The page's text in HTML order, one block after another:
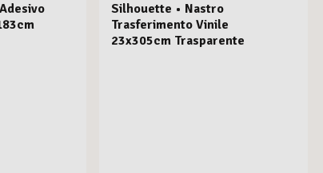
Silhouette • Nastro
Trasferimento Vinile
23x305cm Trasparente